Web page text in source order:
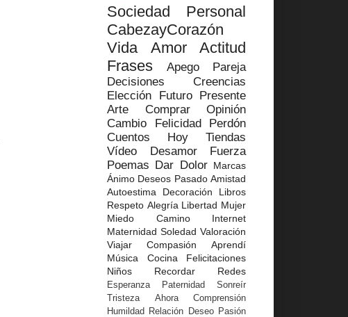
Sociedad
Personal
CabezayCorazón
Vida
Amor
Actitud
Frases
Apego
Pareja
Decisiones
Creencias
Elección
Futuro
Presente
Arte
Comprar
Opinión
Cambio
Felicidad
Perdón
Cuentos
Hoy
Tiendas
Vídeo
Desamor
Fuerza
Poemas Dar Dolor Marcas
Ánimo Deseos Pasado Amistad
Autoestima
Decoración
Libros
Respeto Alegría Libertad Mujer
Miedo
Camino
Internet
Maternidad Soledad Valoración
Viajar
Compasión
Aprendí
Música
Cocina
Felicitaciones
Niños
Recordar Redes
Esperanza Paternidad
Sonreír
Tristeza
Ahora
Comprensión
Humildad
Relación Deseo Pasión